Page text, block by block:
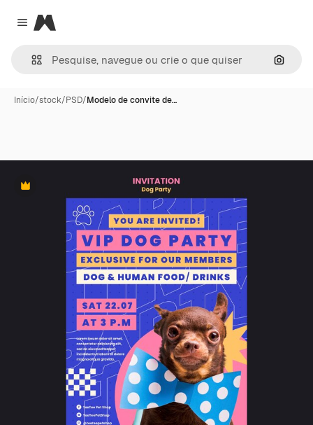
Close menu
Magnific
Início/stock/PSD/Modelo de convite de…
Premium